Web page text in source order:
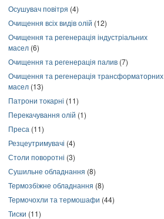
Осушувач повітря (4)
Очищення всіх видів олій (12)
Очищення та регенерація індустріальних
масел (6)
Очищення та регенерація палив (7)
Очищення та регенерація трансформаторних
масел (13)
Патрони токарні (11)
Перекачування олій (1)
Преса (11)
Резцеутримувачі (4)
Столи поворотні (3)
Сушильне обладнання (8)
Термозбіжне обладнання (8)
Термочохли та термошафи (44)
Тиски (11)